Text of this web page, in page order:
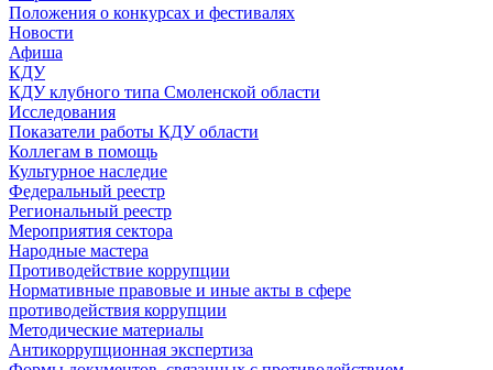
Положения о конкурсах и фестивалях
Новости
Афиша
КДУ
КДУ клубного типа Смоленской области
Исследования
Показатели работы КДУ области
Коллегам в помощь
Культурное наследие
Федеральный реестр
Региональный реестр
Мероприятия сектора
Народные мастера
Противодействие коррупции
Нормативные правовые и иные акты в сфере
противодействия коррупции
Методические материалы
Антикоррупционная экспертиза